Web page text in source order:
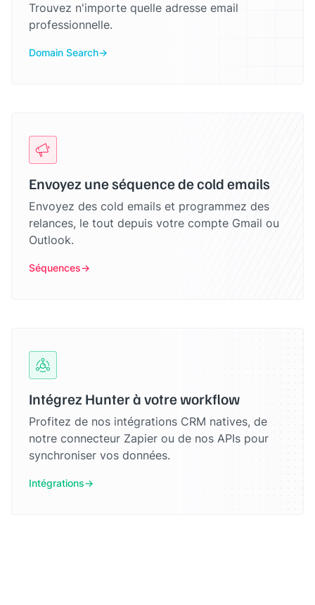
Trouvez n'importe quelle adresse email
professionnelle.
Domain Search
Envoyez une séquence de cold emails
Envoyez des cold emails et programmez des
relances, le tout depuis votre compte Gmail ou
Outlook.
Séquences
Intégrez Hunter à votre workflow
Profitez de nos intégrations CRM natives, de
notre connecteur Zapier ou de nos APIs pour
synchroniser vos données.
Intégrations